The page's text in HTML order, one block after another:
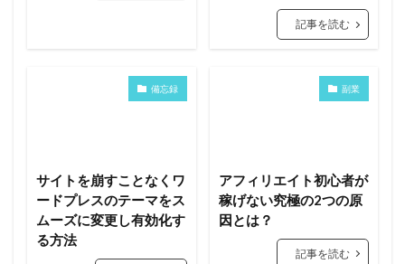
記事を読む
備忘録
サイトを崩すことなくワ
ードプレスのテーマをス
ムーズに変更し有効化す
る方法
副業
アフィリエイト初心者が
稼げない究極の2つの原
因とは？
記事を読む